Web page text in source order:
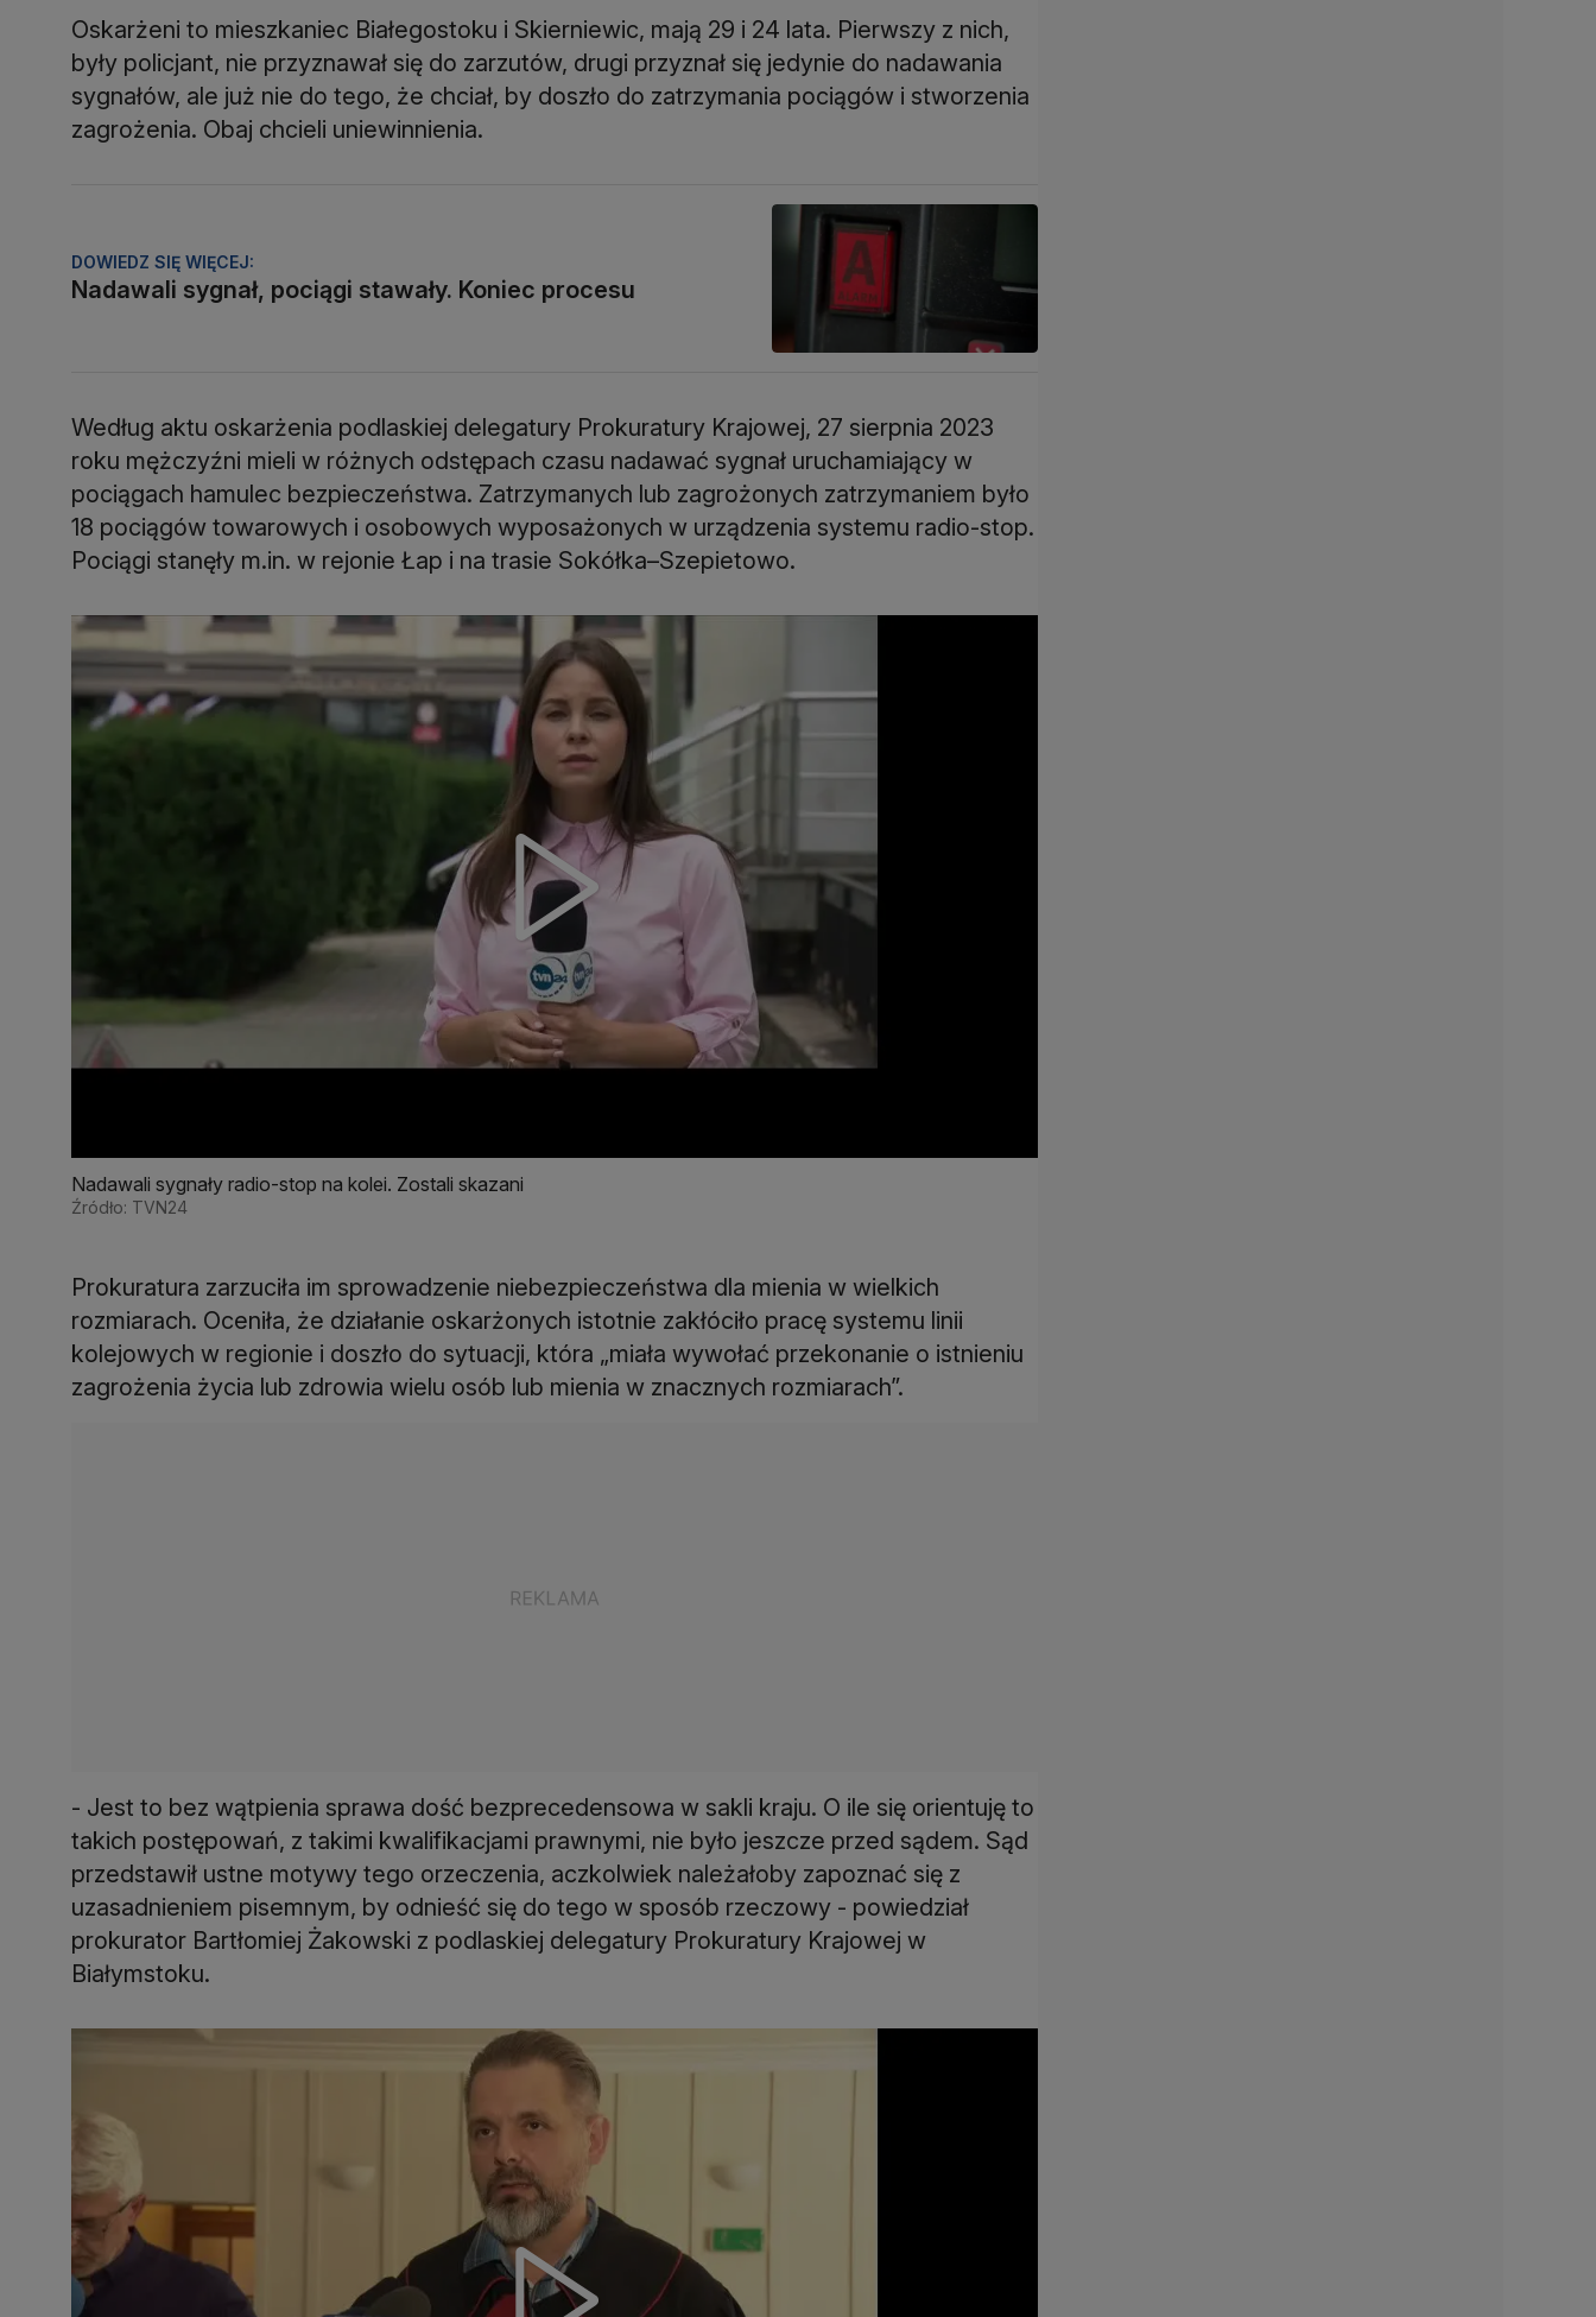
Oskarżeni to mieszkaniec Białegostoku i Skierniewic, mają 29 i 24 lata. Pierwszy z nich,
były policjant, nie przyznawał się do zarzutów, drugi przyznał się jedynie do nadawania
sygnałów, ale już nie do tego, że chciał, by doszło do zatrzymania pociągów i stworzenia
zagrożenia. Obaj chcieli uniewinnienia.
DOWIEDZ SIĘ WIĘCEJ:
Nadawali sygnał, pociągi stawały. Koniec procesu
Według aktu oskarżenia podlaskiej delegatury Prokuratury Krajowej, 27 sierpnia 2023
roku mężczyźni mieli w różnych odstępach czasu nadawać sygnał uruchamiający w
pociągach hamulec bezpieczeństwa. Zatrzymanych lub zagrożonych zatrzymaniem było
18 pociągów towarowych i osobowych wyposażonych w urządzenia systemu radio-stop.
Pociągi stanęły m.in. w rejonie Łap i na trasie Sokółka–Szepietowo.
Nadawali sygnały radio-stop na kolei. Zostali skazani
Źródło: TVN24
Prokuratura zarzuciła im sprowadzenie niebezpieczeństwa dla mienia w wielkich
rozmiarach. Oceniła, że działanie oskarżonych istotnie zakłóciło pracę systemu linii
kolejowych w regionie i doszło do sytuacji, która „miała wywołać przekonanie o istnieniu
zagrożenia życia lub zdrowia wielu osób lub mienia w znacznych rozmiarach”.
- Jest to bez wątpienia sprawa dość bezprecedensowa w sakli kraju. O ile się orientuję to
takich postępowań, z takimi kwalifikacjami prawnymi, nie było jeszcze przed sądem. Sąd
przedstawił ustne motywy tego orzeczenia, aczkolwiek należałoby zapoznać się z
uzasadnieniem pisemnym, by odnieść się do tego w sposób rzeczowy - powiedział
prokurator Bartłomiej Żakowski z podlaskiej delegatury Prokuratury Krajowej w
Białymstoku.